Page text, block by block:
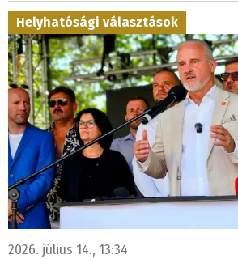
Helyhatósági választások
2026. július 14., 13:34